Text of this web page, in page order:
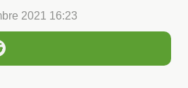
2021 16:23